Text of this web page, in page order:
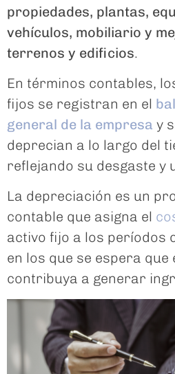
propiedades, plantas,
vehículos, mobiliario y
terrenos y edificios.
En términos contables,
fijos se registran en el
general de la empresa y
deprecian a lo largo del
reflejando su desgaste y
La depreciación es un
contable que asigna el
activo fijo a los períodos
en los que se espera que
contribuya a generar